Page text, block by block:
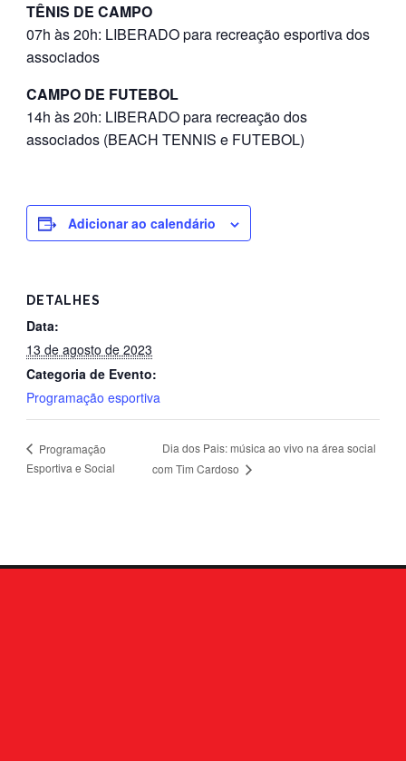
TÊNIS DE CAMPO
07h às 20h: LIBERADO para recreação esportiva dos
associados
CAMPO DE FUTEBOL
14h às 20h: LIBERADO para recreação dos
associados (BEACH TENNIS e FUTEBOL)
Adicionar ao calendário
DETALHES
Data:
13 de agosto de 2023
Categoria de Evento:
Programação esportiva
Programação
Esportiva e Social
Dia dos Pais: música ao vivo na área social
com Tim Cardoso